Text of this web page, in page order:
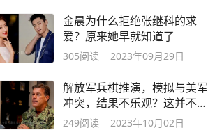
金晨为什么拒绝张继科的求
爱？原来她早就知道了
305阅读 2023年09月29日
解放军兵棋推演，模拟与美军
冲突，结果不乐观？这并不一
定是坏事
249阅读 2023年10月02日